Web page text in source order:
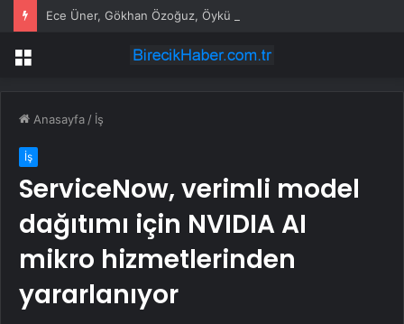
Menü
Anasayfa / İş
İş
ServiceNow, verimli model
dağıtımı için NVIDIA AI
mikro hizmetlerinden
yararlanıyor